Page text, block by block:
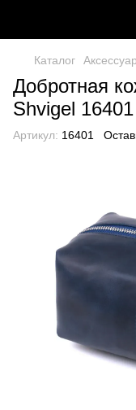
Каталог
Добротная
Shvigel
Артикул: 16401